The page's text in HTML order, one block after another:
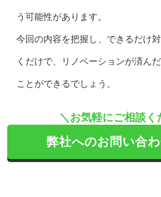
う可能性があります。
今回の内容を把握し、できるだけ
くだけで、リノベーションが済ん
ことができるでしょう。
＼お気軽にご相談く
弊社へのお問い合